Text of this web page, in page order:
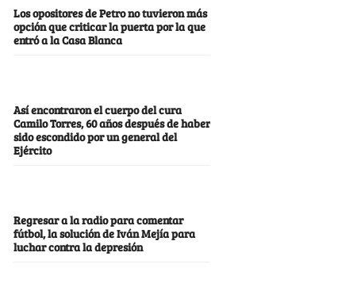
Los opositores de Petro no tuvieron más
opción que criticar la puerta por la que
entró a la Casa Blanca
Así encontraron el cuerpo del cura
Camilo Torres, 60 años después de haber
sido escondido por un general del
Ejército
Regresar a la radio para comentar
fútbol, la solución de Iván Mejía para
luchar contra la depresión